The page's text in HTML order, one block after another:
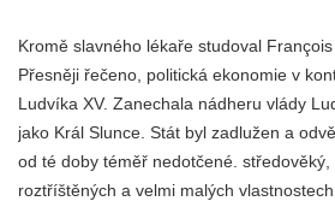
Kromě slavného lékaře studoval
Přesněji řečeno, politická ekonomie v
Ludvíka XV. Zanechala nádheru vlády
jako Král Slunce. Stát byl zadlužen a
od té doby téměř nedotčené. středověký,
roztříštěných a velmi malých